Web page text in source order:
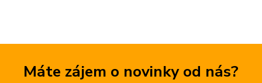
Máte zájem o novinky od nás?